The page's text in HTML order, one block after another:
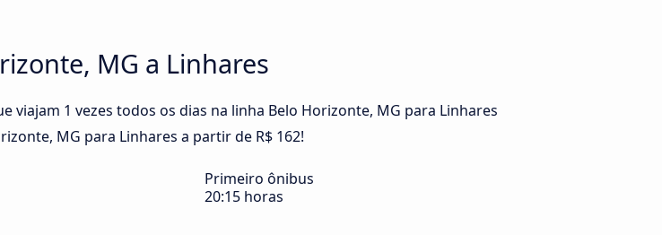
MG a Linhares
viajam 1 vezes todos os dias na linha Belo Horizonte, MG para Linhares
MG para Linhares a partir de R$ 162!
Primeiro ônibus
20:15 horas